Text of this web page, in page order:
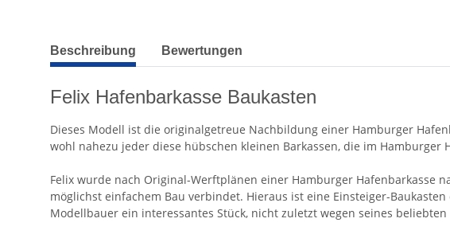
weitere Registerkarten anzeigen
Beschreibung Bewertungen
Felix Hafenbarkasse Baukasten
Dieses Modell ist die originalgetreue Nachbildung einer Hamburger
wohl nahezu jeder diese hübschen kleinen Barkassen, die im Hamburger
Felix wurde nach Original-Werftplänen einer Hamburger Hafenbarkasse
möglichst einfachem Bau verbindet. Hieraus ist eine Einsteiger-
Modellbauer ein interessantes Stück, nicht zuletzt wegen seines